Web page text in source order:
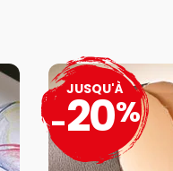
JUSQU'À
-20%